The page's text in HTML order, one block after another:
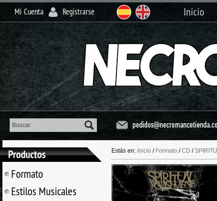
Mi Cuenta Registrarse Inicio
Formato
Estilos Musicales
Estás en: Inicio / Formato /CD /